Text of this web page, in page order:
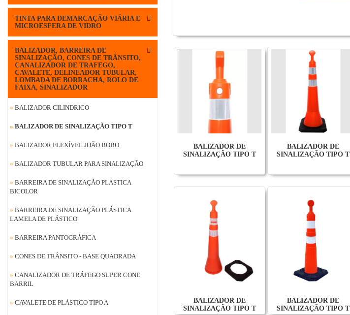
TINTA PARA DEMARCAÇÃO VIÁRIA E
MICROESFERA DE VIDRO
BALIZADOR, BARREIRA DE
SINALIZAÇÃO, CONES DE TRÂNSITO,
CANALIZADOR DE TRAFEGO,
CAVALETE, DELINEADOR TUBULAR,
LOMBADA DE BORRACHA, ROLO DE
FAIXA, SINALIZADOR
» BALIZADOR CILINDRICO
» BALIZADOR DE SINALIZAÇÃO TIPO T
» BALIZADOR FLEXÍVEL JOÃO BOBO
» BALIZADOR TUBULAR PARA SINALIZAÇÃO
» BARREIRA DE SINALIZAÇÃO PLÁSTICA
BICOLOR
» BARREIRA DE SINALIZAÇÃO PLÁSTICA
LAMELA DE PLÁSTICO
» BARREIRA PANTOGRÁFICA
» CONES DE TRÂNSITO - BASE QUADRADA
» CANALIZADOR DE TRÁFEGO SUPER CONE
BARRIL
» CAVALETE DE PLÁSTICO TIPO A
BALIZADOR DE
SINALIZAÇÃO TIPO T
BALIZADOR DE
SINALIZAÇÃO TIPO T
BALIZADOR DE
SINALIZAÇÃO TIPO T
BALIZADOR DE
SINALIZAÇÃO TIPO T